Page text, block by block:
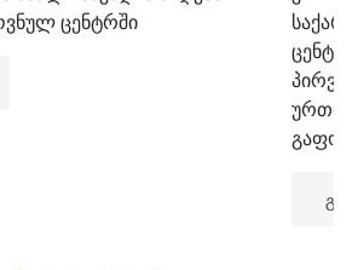
ცენტრში